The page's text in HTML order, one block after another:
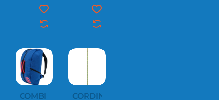
COMBI
CORDINO